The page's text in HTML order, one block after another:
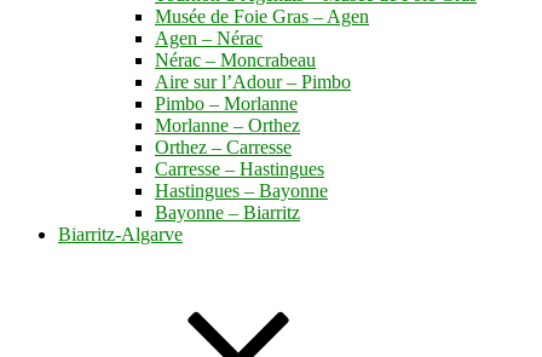
Musée de Foie Gras – Agen
Agen – Nérac
Nérac – Moncrabeau
Aire sur l’Adour – Pimbo
Pimbo – Morlanne
Morlanne – Orthez
Orthez – Carresse
Carresse – Hastingues
Hastingues – Bayonne
Bayonne – Biarritz
Biarritz-Algarve